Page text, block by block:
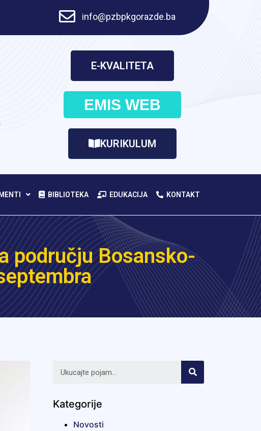
info@pzbpkgorazde.ba
E-KVALITETA
EMIS WEB
KURIKULUM
BIBLIOTEKA EDUKACIJA KONTAKT
području Bosansko-
Kategorije
Novosti